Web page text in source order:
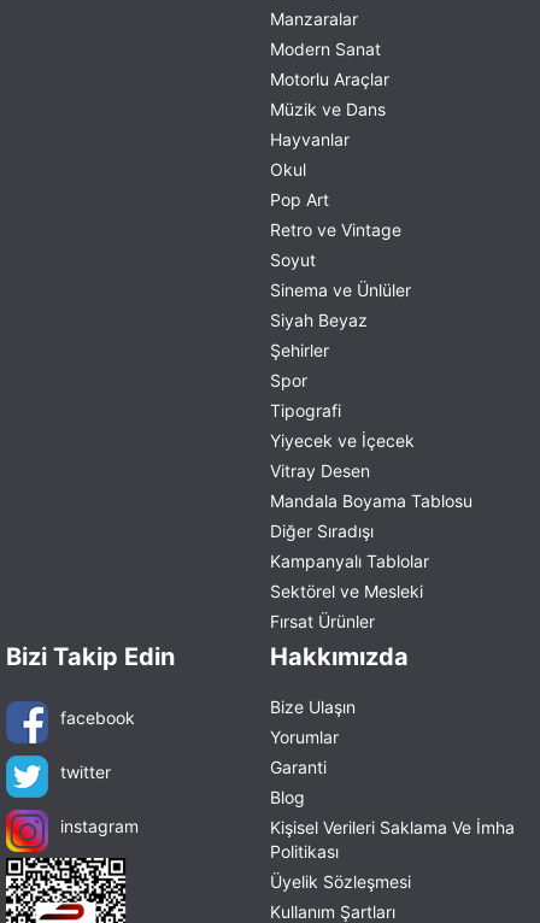
Manzaralar
Modern Sanat
Motorlu Araçlar
Müzik ve Dans
Hayvanlar
Okul
Pop Art
Retro ve Vintage
Soyut
Sinema ve Ünlüler
Siyah Beyaz
Şehirler
Spor
Tipografi
Yiyecek ve İçecek
Vitray Desen
Mandala Boyama Tablosu
Diğer Sıradışı
Kampanyalı Tablolar
Sektörel ve Mesleki
Fırsat Ürünler
Bizi Takip Edin
facebook
twitter
instagram
Hakkımızda
Bize Ulaşın
Yorumlar
Garanti
Blog
Kişisel Verileri Saklama Ve İmha
Politikası
Üyelik Sözleşmesi
Kullanım Şartları